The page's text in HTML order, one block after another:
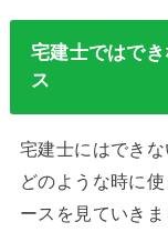
宅建士ではで
ス
宅建士にはでき
どのような時に
ースを見ていきま